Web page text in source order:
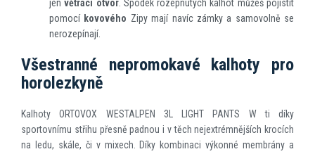
jenvětrací otvor. Spodek rozepnutých kalhot můžeš pojistit
pomocí kovového Zipy mají navíc zámky a samovolně se
nerozepínají.
Všestranné nepromokavé kalhoty pro
horolezkyně
Kalhoty ORTOVOX WESTALPEN 3L LIGHT PANTS W ti díky
sportovnímu střihu přesně padnou i v těch nejextrémnějších krocích
na ledu, skále, či v mixech. Díky kombinaci výkonné membrány a